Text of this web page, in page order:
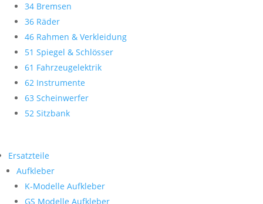
34 Bremsen
36 Räder
46 Rahmen & Verkleidung
51 Spiegel & Schlösser
61 Fahrzeugelektrik
62 Instrumente
63 Scheinwerfer
52 Sitzbank
Ersatzteile
Aufkleber
K-Modelle Aufkleber
GS Modelle Aufkleber